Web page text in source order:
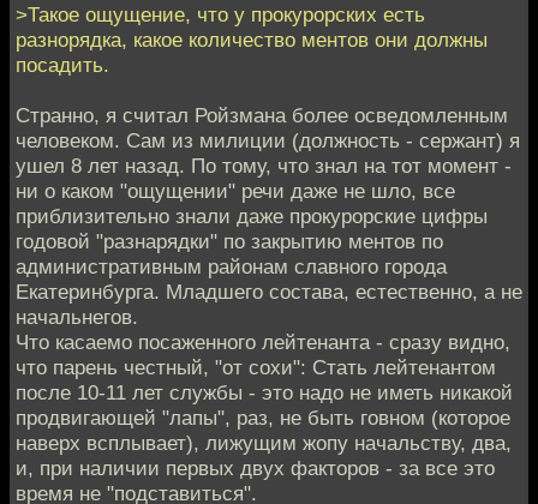
>Такое ощущение, что у прокурорских есть
разнорядка, какое количество ментов они должны
посадить.
Странно, я считал Ройзмана более осведомленным
человеком. Сам из милиции (должность - сержант) я
ушел 8 лет назад. По тому, что знал на тот момент -
ни о каком "ощущении" речи даже не шло, все
приблизительно знали даже прокурорские цифры
годовой "разнарядки" по закрытию ментов по
административным районам славного города
Екатеринбурга. Младшего состава, естественно, а не
начальнегов.
Что касаемо посаженного лейтенанта - сразу видно,
что парень честный, "от сохи": Стать лейтенантом
после 10-11 лет службы - это надо не иметь никакой
продвигающей "лапы", раз, не быть говном (которое
наверх всплывает), лижущим жопу начальству, два,
и, при наличии первых двух факторов - за все это
время не "подставиться".